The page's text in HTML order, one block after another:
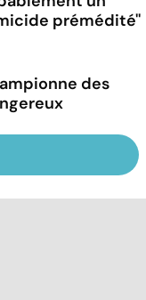
prémédité''
des